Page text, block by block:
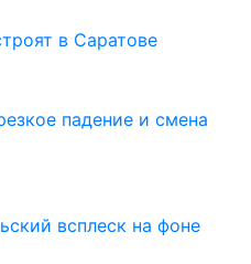
в Саратове
падение и смена
всплеск на фоне